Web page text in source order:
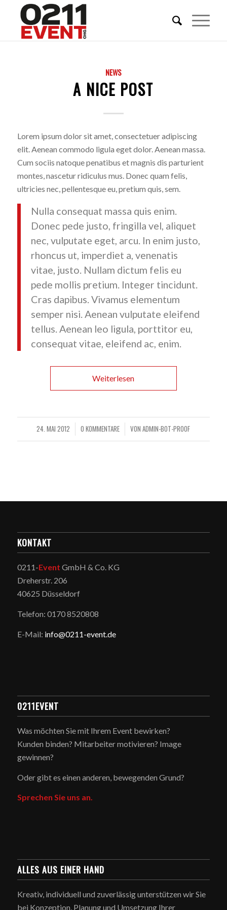
NEWS
A NICE POST
Lorem ipsum dolor sit amet, consectetuer adipiscing
elit. Aenean commodo ligula eget dolor. Aenean massa.
Cum sociis natoque penatibus et magnis dis parturient
montes, nascetur ridiculus mus. Donec quam felis,
ultricies nec, pellentesque eu, pretium quis, sem.
Nulla consequat massa quis enim.
Donec pede justo, fringilla vel, aliquet
nec, vulputate eget, arcu. In enim justo,
rhoncus ut, imperdiet a, venenatis
vitae, justo. Nullam dictum felis eu
pede mollis pretium. Integer tincidunt.
Cras dapibus. Vivamus elementum
semper nisi. Aenean vulputate eleifend
tellus. Aenean leo ligula, porttitor eu,
consequat vitae, eleifend ac, enim.
Weiterlesen
24. MAI 2012
/ 0 KOMMENTARE
/ VONADMIN-BOT-PROOF
KONTAKT
0211-Event GmbH & Co. KG
Dreherstr. 206
40625 Düsseldorf
Telefon: 0170 8520808
E-Mail: info@0211-event.de
0211EVENT
Was möchten Sie mit Ihrem Event bewirken?
Kunden binden? Mitarbeiter motivieren? Image
gewinnen?
Oder gibt es einen anderen, bewegenden Grund?
Sprechen Sie uns an.
ALLES AUS EINER HAND
Kreativ, individuell und zuverlässig unterstützen wir Sie
bei Konzeption, Planung und Umsetzung Ihrer